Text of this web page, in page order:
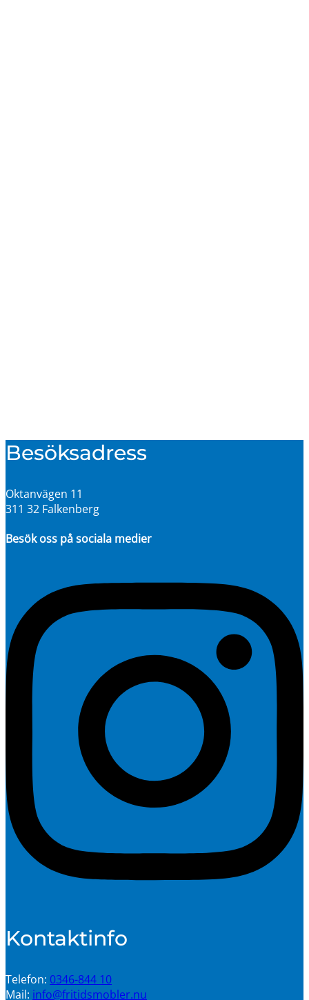
Besöksadress
Oktanvägen 11
311 32 Falkenberg
Besök oss på sociala medier
Kontaktinfo
Telefon: 0346-844 10
Mail: info@fritidsmobler.nu